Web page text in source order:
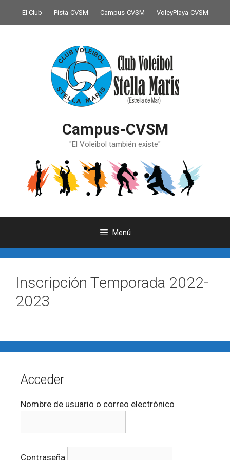
contenido
El Club Pista-CVSM Campus-CVSM VoleyPlaya-CVSM
Campus-CVSM
"El Voleibol también existe"
Menú
Inscripción Temporada 2022-
2023
Acceder
Nombre de usuario o correo electrónico
Contraseña